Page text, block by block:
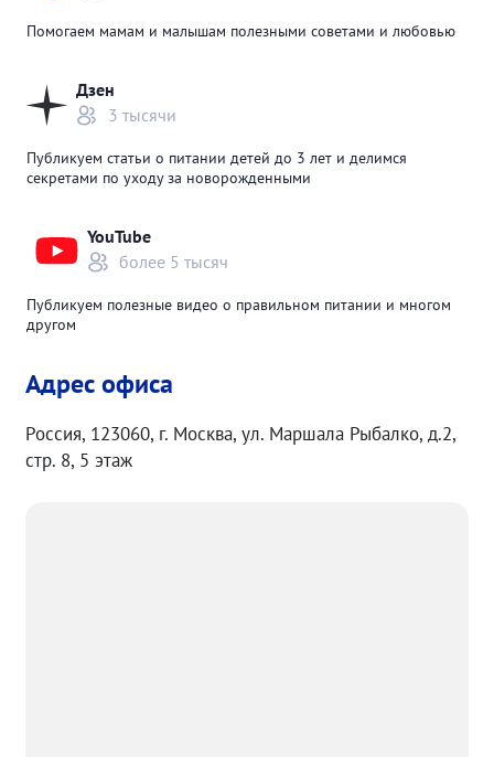
Помогаем мамам и малышам полезными советами и любовью
Дзен
3 тысячи
Публикуем статьи о питании детей до 3 лет и делимся
секретами по уходу за новорожденными
YouTube
более 5 тысяч
Публикуем полезные видео о правильном питании и многом
другом
Адрес офиса
Россия, 123060, г. Москва, ул. Маршала Рыбалко, д.2,
стр. 8, 5 этаж